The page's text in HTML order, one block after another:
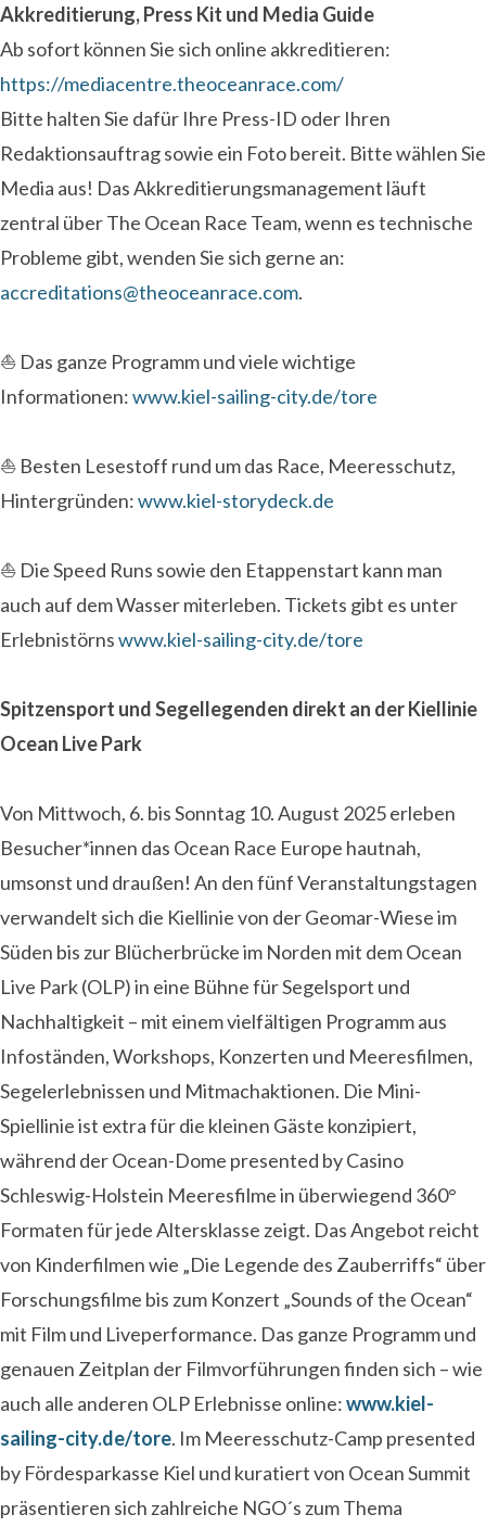
Akkreditierung, Press Kit und Media Guide
Ab sofort können Sie sich online akkreditieren:
https://mediacentre.theoceanrace.com/
Bitte halten Sie dafür Ihre Press-ID oder Ihren
Redaktionsauftrag sowie ein Foto bereit. Bitte wählen Sie
Media aus! Das Akkreditierungsmanagement läuft
zentral über The Ocean Race Team, wenn es technische
Probleme gibt, wenden Sie sich gerne an:
accreditations@theoceanrace.com.
⛵ Das ganze Programm und viele wichtige
Informationen:www.kiel-sailing-city.de/tore
⛵ Besten Lesestoff rund um das Race, Meeresschutz,
Hintergründen:www.kiel-storydeck.de
⛵ Die Speed Runs sowie den Etappenstart kann man
auch auf dem Wasser miterleben. Tickets gibt es unter
Erlebnistörnswww.kiel-sailing-city.de/tore
Spitzensport und Segellegenden direkt an der Kiellinie
Ocean Live Park
Von Mittwoch, 6. bis Sonntag 10. August 2025 erleben
Besucher*innen das Ocean Race Europe hautnah,
umsonst und draußen! An den fünf Veranstaltungstagen
verwandelt sich die Kiellinie von der Geomar-Wiese im
Süden bis zur Blücherbrücke im Norden mit dem Ocean
Live Park (OLP) in eine Bühne für Segelsport und
Nachhaltigkeit – mit einem vielfältigen Programm aus
Infoständen, Workshops, Konzerten und Meeresfilmen,
Segelerlebnissen und Mitmachaktionen. Die Mini-
Spiellinie ist extra für die kleinen Gäste konzipiert,
während der Ocean-Dome presented by Casino
Schleswig-Holstein Meeresfilme in überwiegend 360°
Formaten für jede Altersklasse zeigt. Das Angebot reicht
von Kinderfilmen wie „Die Legende des Zauberriffs“ über
Forschungsfilme bis zum Konzert „Sounds of the Ocean“
mit Film und Liveperformance. Das ganze Programm und
genauen Zeitplan der Filmvorführungen finden sich – wie
auch alle anderen OLP Erlebnisse online:www.kiel-
sailing-city.de/tore. Im Meeresschutz-Camp presented
by Fördesparkasse Kiel und kuratiert von Ocean Summit
präsentieren sich zahlreiche NGO´s zum Thema